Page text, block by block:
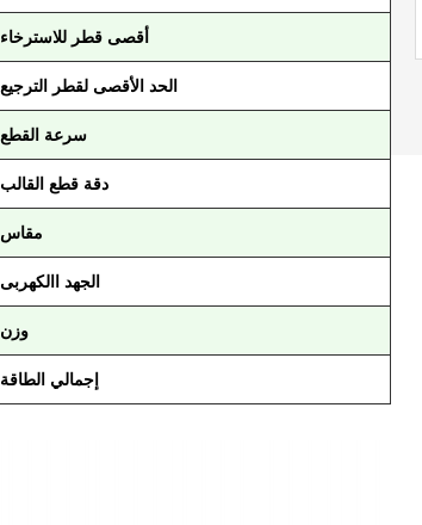
أقصى قطر للاسترخاء
الحد الأقصى لقطر الترجيع
سرعة القطع
دقة قطع القالب
مقاس
الجهد االكهربى
وزن
إجمالي الطاقة